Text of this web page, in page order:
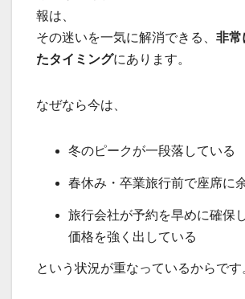
報は、
その迷いを一気に解消できる、 非常
たタイミングにあります。
なぜなら今は、
冬のピークが一段落している
春休み・卒業旅行前で座席に
旅行会社が予約を早めに確保
価格を強く出している
という状況が重なっているからです